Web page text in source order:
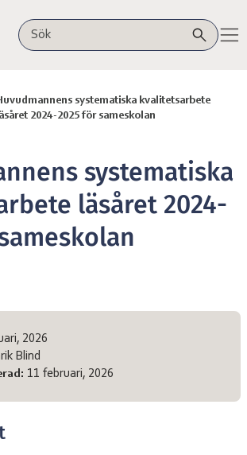
Sök på webbplatsen
systematiska kvalitetsarbete
2024-2025 för sameskolan
systematiska
läsåret 2024-
2026
Blind
11 februari, 2026